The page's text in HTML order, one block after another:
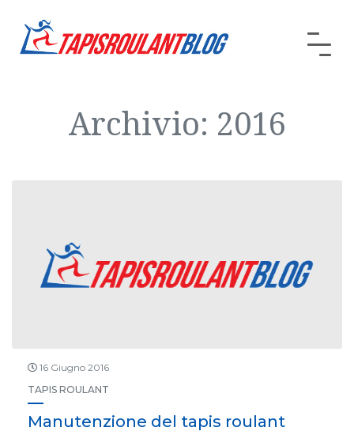
Archivio: 2016
16 Giugno 2016
TAPIS ROULANT
Manutenzione del tapis roulant